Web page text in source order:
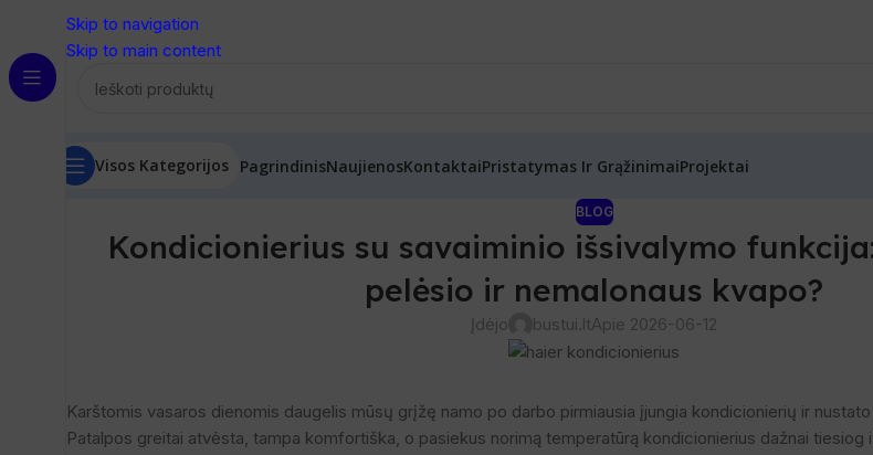
Skip to navigation
Skip to main content
Visos Kategorijos PagrindinisNaujienosKontaktaiPristatymas Ir GrąžinimaiProjektai
BLOG
Kondicionierius su savaiminio išsivalymo
pelėsio ir nemalonaus kvapo?
Įdėjo bustui.ltApie 2026-06-12
Karštomis vasaros dienomis daugelis mūsų grįžę namo po darbo pirmiausia įjungia kondicionierių ir
Patalpos greitai atvėsta, tampa komfortiška, o pasiekus norimą temperatūrą kondicionierius dažnai tiesiog